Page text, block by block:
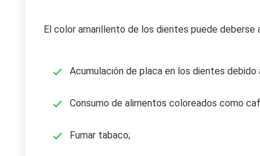
El color amarillento de los dientes puede
Acumulación de placa en los dientes debido
Consumo de alimentos coloreados como
Fumar tabaco;